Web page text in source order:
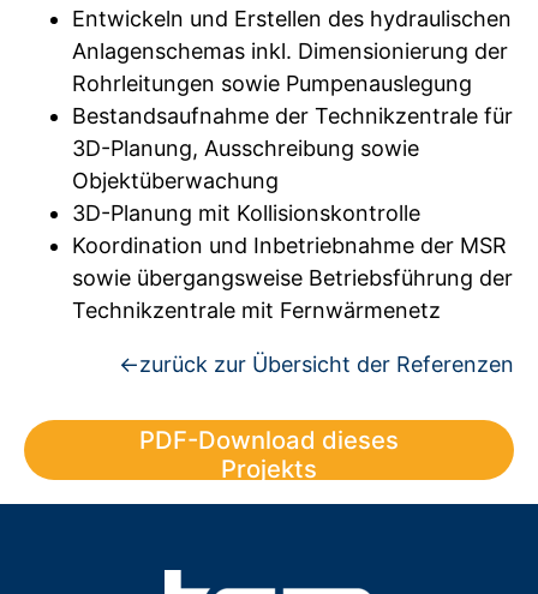
Entwickeln und Erstellen des hydraulischen
Anlagenschemas inkl. Dimensionierung der
Rohrleitungen sowie Pumpenauslegung
Bestandsaufnahme der Technikzentrale für
3D-Planung, Ausschreibung sowie
Objektüberwachung
3D-Planung mit Kollisionskontrolle
Koordination und Inbetriebnahme der MSR
sowie übergangsweise Betriebsführung der
Technikzentrale mit Fernwärmenetz
←zurück zur Übersicht der Referenzen
PDF-Download dieses
Projekts